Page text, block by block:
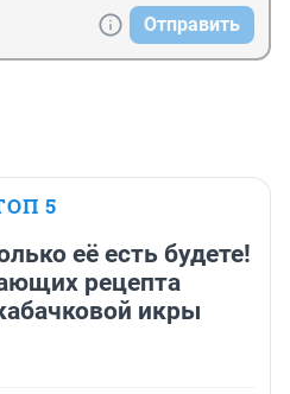
Отправить
5
её есть будете!
рецепта
икры